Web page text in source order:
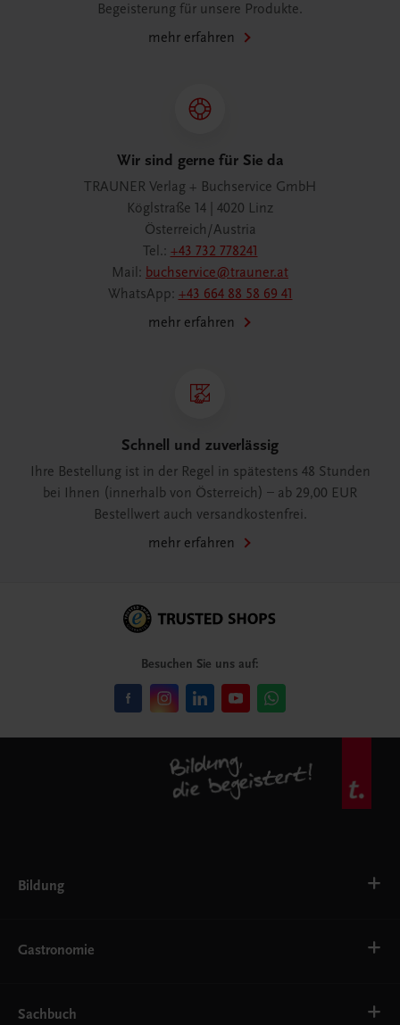
Begeisterung für unsere Produkte.
mehr erfahren
Wir sind gerne für Sie da
TRAUNER Verlag + Buchservice GmbH
Köglstraße 14 | 4020 Linz
Österreich/Austria
Tel.: +43 732 778241
Mail: buchservice@trauner.at
WhatsApp: +43 664 88 58 69 41
mehr erfahren
Schnell und zuverlässig
Ihre Bestellung ist in der Regel in spätestens 48 Stunden
bei Ihnen (innerhalb von Österreich) – ab 29,00 EUR
Bestellwert auch versandkostenfrei.
mehr erfahren
Besuchen Sie uns auf:
Bildung
AHS
EWF/ZWF
FW
Gastronomie
Getränke
Sachbuch